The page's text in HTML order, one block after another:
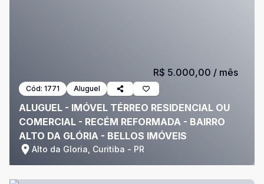
Cód: 1771 Aluguel
ALUGUEL - IMÓVEL TÉRREO RESIDENCIAL OU
COMERCIAL - RECÉM REFORMADA - BAIRRO
ALTO DA GLÓRIA - BELLOS IMÓVEIS
Alto da Gloria, Curitiba - PR
R$ 5.000,00 / mês